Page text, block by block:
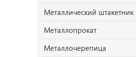
Металлический штакетник
Металлопрокат
Металлочерепица